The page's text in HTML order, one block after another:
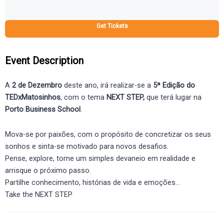
Get Tickets
Event Description
A 2 de Dezembro deste ano, irá realizar-se a 5ª Edição do
TEDxMatosinhos, com o tema NEXT STEP, que terá lugar na
Porto Business School.
Mova-se por paixões, com o propósito de concretizar os seus
sonhos e sinta-se motivado para novos desafios.
Pense, explore, torne um simples devaneio em realidade e
arrisque o próximo passo.
Partilhe conhecimento, histórias de vida e emoções…
Take the NEXT STEP